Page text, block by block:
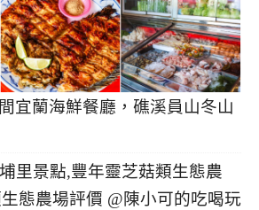
宜蘭海鮮餐廳，礁溪員山冬山